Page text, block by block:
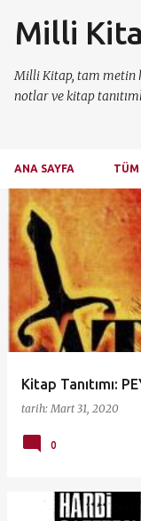
Milli
Milli Kitap, tam metin
notlar ve kitap
ANA SAYFA TÜM
K
a
y
Kitap Tanıtımı:
tarih:Mart 31, 2020
0